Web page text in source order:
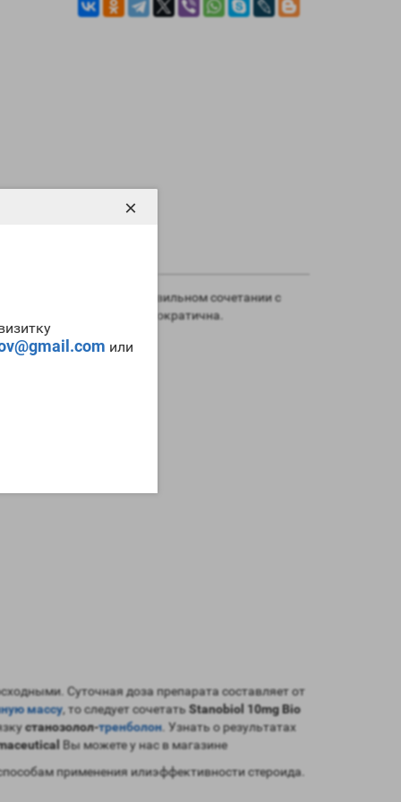
или
×
с его помощью при правильном сочетании с
демократична.
Суточная доза препарата составляет от
массу, то следует сочетатьStanobiol 10mg Bio
станозолол-тренболон. Узнать о результатах
Вы можете у нас в магазине
применения илиэффективности стероида.